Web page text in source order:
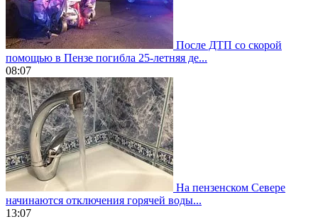
После ДТП со скорой
помощью в Пензе погибла 25-летняя де...
08:07
На пензенском Севере
начинаются отключения горячей воды...
13:07